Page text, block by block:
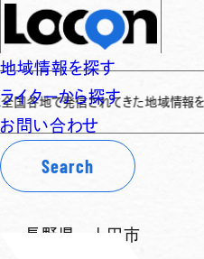
地域情報を探す
ライターから探す
お問い合わせ
Search
されてきた地域情報を保存・整理
長野県 上田市